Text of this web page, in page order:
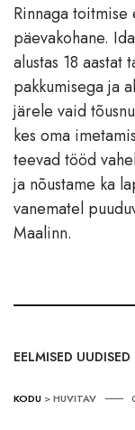
Rinnaga
päevakohane.
alustas 18 aastat
pakkumisega ja
järele vaid
kes oma
teevad tööd
ja nõustame ka
vanematel
Maalinn.
EELMISED UUDISED
KODU >HUVITAV